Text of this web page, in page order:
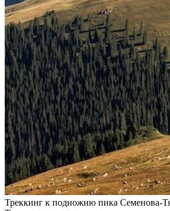
Треккинг к подножию пика Семенова-